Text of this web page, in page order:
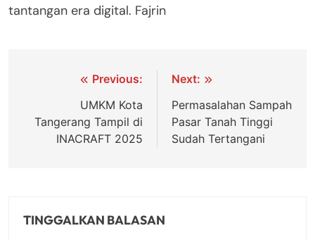
tantangan era digital. Fajrin
Navigasi Previous:
UMKM Kota
Tangerang Tampil di
INACRAFT 2025
Next:
Permasalahan Sampah
Pasar Tanah Tinggi
Sudah Tertangani
TINGGALKAN BALASAN